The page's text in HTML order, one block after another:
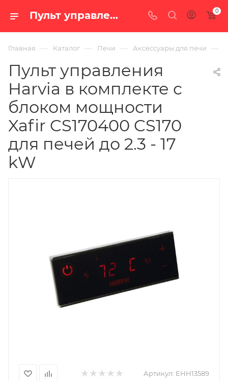
Пульт управления Harvia в комплекте с блоком мощности Xafir CS170400 CS170 для печей до 2.3 - 17 kW — цена в Екатеринбурге, купить в интернет-магазине «100 печей.ру» 0
Главная — Каталог — Печи — Аксессуары для печи —
Пульт управления
Harvia в комплекте с
блоком мощности
Xafir CS170400 CS170
для печей до 2.3 - 17
kW
Артикул: ЕНН13589